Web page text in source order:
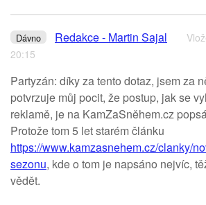
Dávno Redakce - Martin Sajal
20:15
Partyzán: díky za tento dotaz, jsem za
potvrzuje můj pocit, že postup, jak se
reklamě, je na KamZaSněhem.cz
Protože tom 5 let starém článku
https://www.kamzasnehem.cz/clanky/
sezonu, kde o tom je napsáno nejvíc,
vědět.